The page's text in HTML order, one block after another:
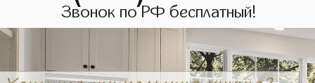
Звонок по РФ бесплатный!